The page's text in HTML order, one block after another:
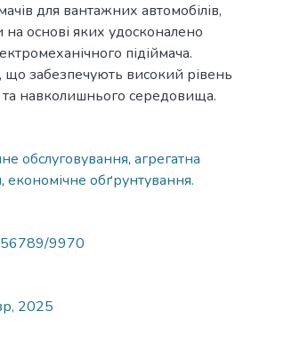
для вантажних автомобілів,
на основі яких удосконалено
підіймача.
що забезпечують високий рівень
навколишнього середовища.
обслуговування, агрегатна
, економічне обґрунтування.
9970
2025